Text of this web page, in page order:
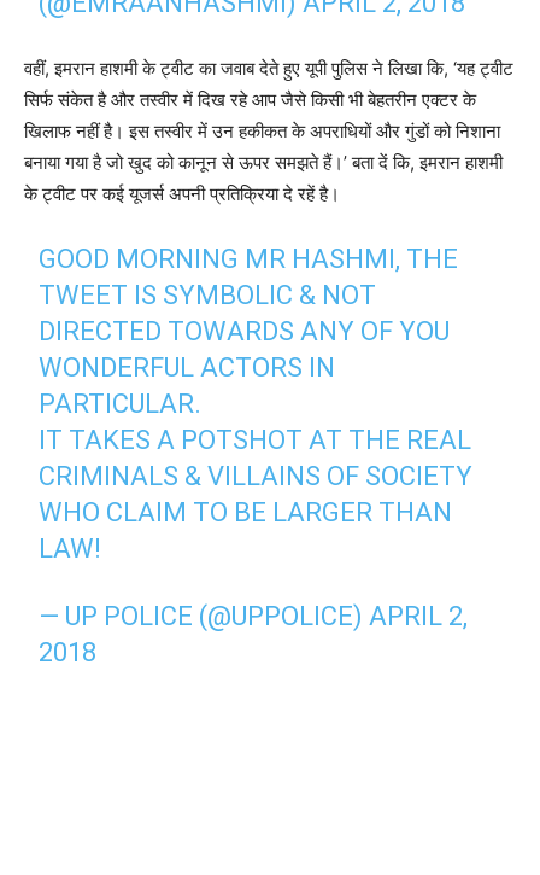
वहीं, इमरान हाशमी के ट्वीट का जवाब देते हुए यूपी पुलिस ने लिखा कि, ‘यह ट्वीट
सिर्फ संकेत है और तस्वीर में दिख रहे आप जैसे किसी भी बेहतरीन एक्टर के
खिलाफ नहीं है। इस तस्वीर में उन हकीकत के अपराधियों और गुंडों को निशाना
बनाया गया है जो खुद को कानून से ऊपर समझते हैं।’ बता दें कि, इमरान हाशमी
के ट्वीट पर कई यूजर्स अपनी प्रतिक्रिया दे रहें है।
GOOD MORNING MR HASHMI, THE
TWEET IS SYMBOLIC & NOT
DIRECTED TOWARDS ANY OF YOU
WONDERFUL ACTORS IN
PARTICULAR.
IT TAKES A POTSHOT AT THE REAL
CRIMINALS & VILLAINS OF SOCIETY
WHO CLAIM TO BE LARGER THAN
LAW!
— UP POLICE (@UPPOLICE)APRIL 2,
2018